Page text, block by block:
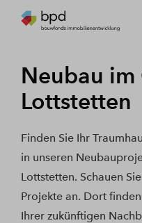
Neubau
Lottstetten
Finden Sie Ihr
in unseren
Lottstetten. Schauen
Projekte an. Dort
Ihrer zukünftigen